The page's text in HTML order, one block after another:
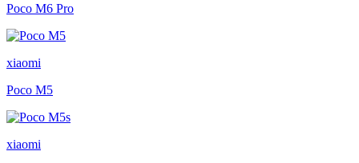
Poco M6 Pro
xiaomi
Poco M5
xiaomi